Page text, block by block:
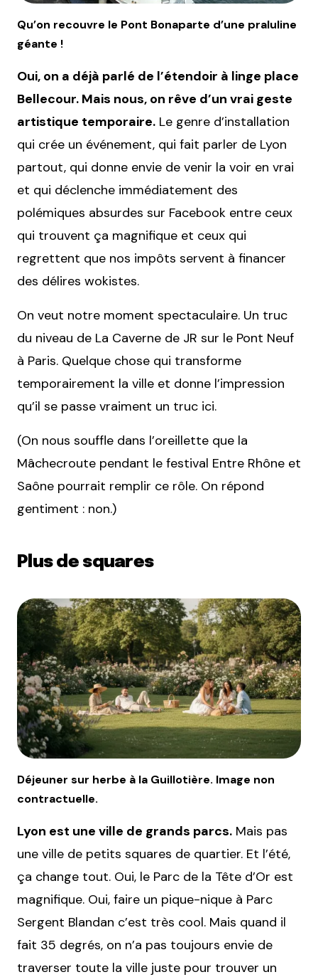
Qu’on recouvre le Pont Bonaparte d’une praluline
géante !
Oui, on a déjà parlé de l’étendoir à linge place
Bellecour. Mais nous, on rêve d’un vrai geste
artistique temporaire. Le genre d’installation
qui crée un événement, qui fait parler de Lyon
partout, qui donne envie de venir la voir en vrai
et qui déclenche immédiatement des
polémiques absurdes sur Facebook entre ceux
qui trouvent ça magnifique et ceux qui
regrettent que nos impôts servent à financer
des délires wokistes.
On veut notre moment spectaculaire. Un truc
du niveau de La Caverne de JR sur le Pont Neuf
à Paris. Quelque chose qui transforme
temporairement la ville et donne l’impression
qu’il se passe vraiment un truc ici.
(On nous souffle dans l’oreillette que la
Mâchecroute pendant le festival Entre Rhône et
Saône pourrait remplir ce rôle. On répond
gentiment : non.)
Plus de squares
Déjeuner sur herbe à la Guillotière. Image non
contractuelle.
Lyon est une ville de grands parcs. Mais pas
une ville de petits squares de quartier. Et l’été,
ça change tout. Oui, le Parc de la Tête d’Or est
magnifique. Oui, faire un pique-nique à Parc
Sergent Blandan c’est très cool. Mais quand il
fait 35 degrés, on n’a pas toujours envie de
traverser toute la ville juste pour trouver un